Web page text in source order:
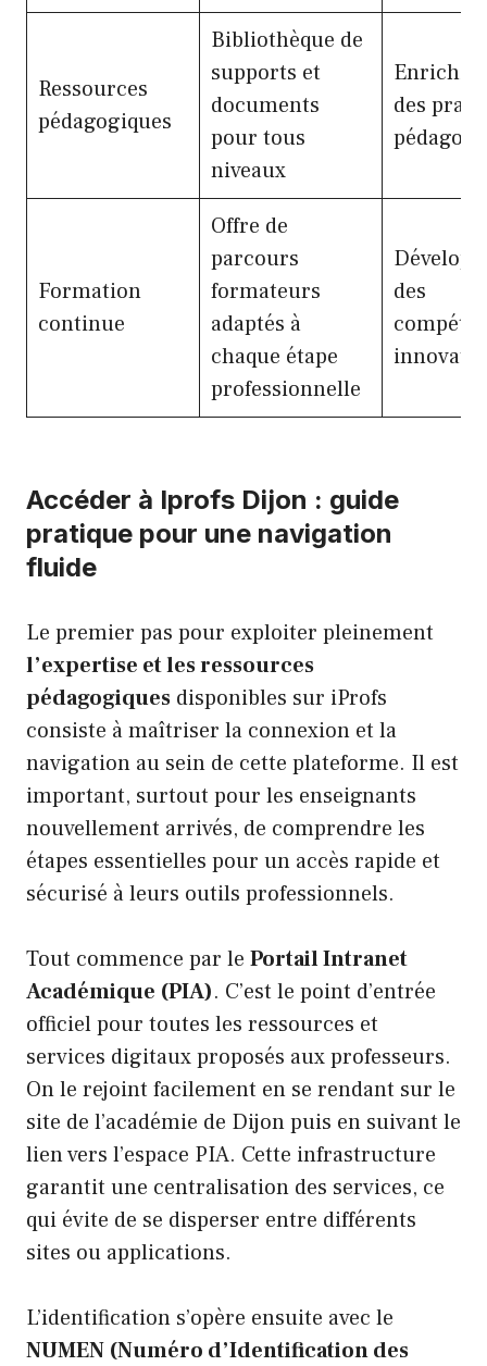
Ressources
pédagogiques
Bibliothèque de
supports et
documents
pour tous
niveaux
des
Formation
continue
Offre de
parcours
formateurs
adaptés à
chaque étape
professionnelle
des
Accéder à Iprofs Dijon : guide
pratique pour une navigation
fluide
Le premier pas pour exploiter pleinement
l’expertise et les ressources
pédagogiques disponibles sur iProfs
consiste à maîtriser la connexion et la
navigation au sein de cette plateforme. Il est
important, surtout pour les enseignants
nouvellement arrivés, de comprendre les
étapes essentielles pour un accès rapide et
sécurisé à leurs outils professionnels.
Tout commence par le Portail Intranet
Académique (PIA). C’est le point d’entrée
officiel pour toutes les ressources et
services digitaux proposés aux professeurs.
On le rejoint facilement en se rendant sur le
site de l’académie de Dijon puis en suivant le
lien vers l’espace PIA. Cette infrastructure
garantit une centralisation des services, ce
qui évite de se disperser entre différents
sites ou applications.
L’identification s’opère ensuite avec le
NUMEN (Numéro d’Identification des